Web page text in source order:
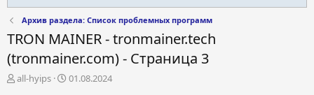
Архив раздела: Список проблемных программ
TRON MAINER - tronmainer.tech
(tronmainer.com) - Страница 3
А
all-hyips
Д
01.08.2024